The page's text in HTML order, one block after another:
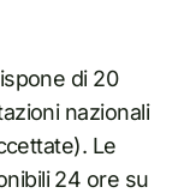
di 20
nazionali
Le
24 ore su